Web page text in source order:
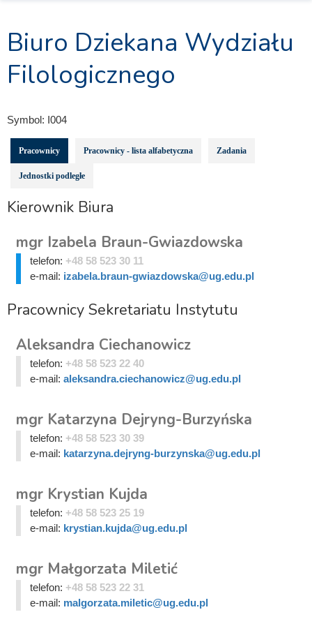
Biuro Dziekana Wydziału
Filologicznego
Symbol: I004
Pracownicy Pracownicy - lista alfabetyczna Zadania
Jednostki podległe
Kierownik Biura
mgr Izabela Braun-Gwiazdowska
telefon: +48 58 523 30 11
e-mail: izabela.braun-gwiazdowska@ug.edu.pl
Pracownicy Sekretariatu Instytutu
Aleksandra Ciechanowicz
telefon: +48 58 523 22 40
e-mail: aleksandra.ciechanowicz@ug.edu.pl
mgr Katarzyna Dejryng-Burzyńska
telefon: +48 58 523 30 39
e-mail: katarzyna.dejryng-burzynska@ug.edu.pl
mgr Krystian Kujda
telefon: +48 58 523 25 19
e-mail: krystian.kujda@ug.edu.pl
mgr Małgorzata Miletić
telefon: +48 58 523 22 31
e-mail: malgorzata.miletic@ug.edu.pl